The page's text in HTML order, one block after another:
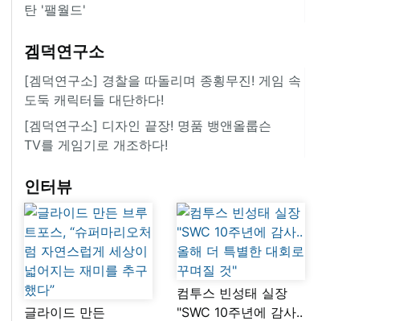
탄 '팰월드'
겜덕연구소
[겜덕연구소] 경찰을 따돌리며 종횡무진! 게임 속
도둑 캐릭터들 대단하다!
[겜덕연구소] 디자인 끝장! 명품 뱅앤올룹슨
TV를 게임기로 개조하다!
인터뷰
글라이드 만든
컴투스 빈성태 실장
"SWC 10주년에 감사..